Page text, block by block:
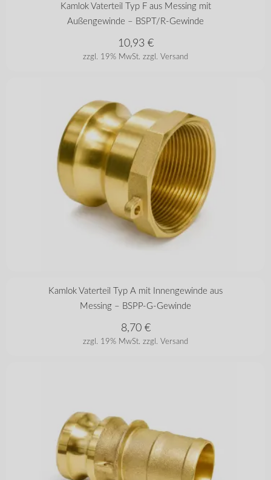
Kamlok Vaterteil Typ F aus Messing mit
Außengewinde – BSPT/R-Gewinde
zzgl. 19% MwSt. zzgl. Versand
10,93€
in vielen Varianten
Kamlok Vaterteil Typ A mit Innengewinde aus
Messing – BSPP-G-Gewinde
zzgl. 19% MwSt. zzgl. Versand
8,70€